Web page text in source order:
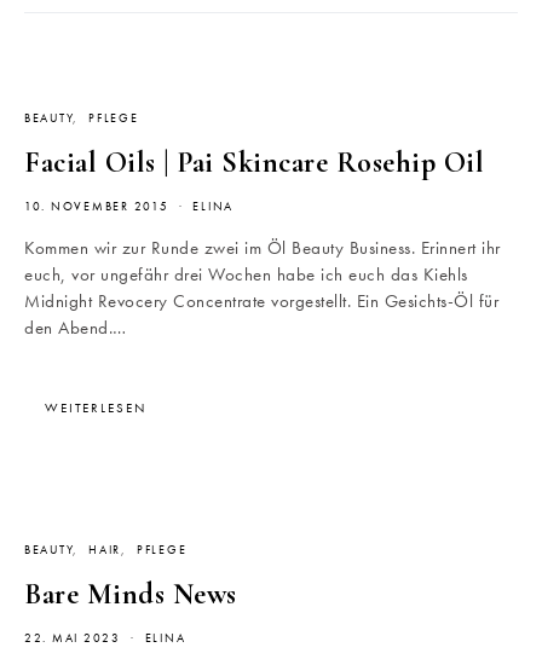
BEAUTY PFLEGE
Facial Oils | Pai Skincare Rosehip Oil
10. NOVEMBER 2015 ELINA
Kommen wir zur Runde zwei im Öl Beauty Business. Erinnert ihr
euch, vor ungefähr drei Wochen habe ich euch das Kiehls
Midnight Revocery Concentrate vorgestellt. Ein Gesichts-Öl für
den Abend.…
WEITERLESEN
BEAUTY HAIR PFLEGE
Bare Minds News
22. MAI 2023 ELINA